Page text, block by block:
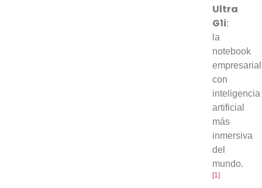
Ultra
G1i:
la
notebook
empresarial
con
inteligencia
artificial
más
inmersiva
del
mundo.
[1]